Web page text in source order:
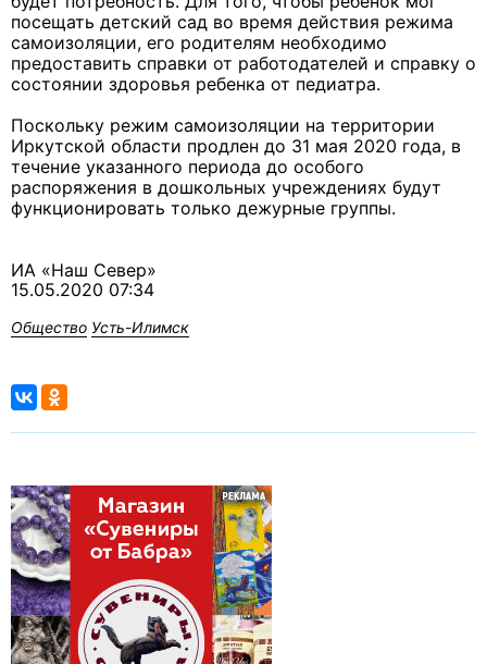
посещать детский сад во время действия режима
самоизоляции, его родителям необходимо
предоставить справки от работодателей и справку о
состоянии здоровья ребенка от педиатра.
Поскольку режим самоизоляции на территории
Иркутской области продлен до 31 мая 2020 года, в
течение указанного периода до особого
распоряжения в дошкольных учреждениях будут
функционировать только дежурные группы.
ИА «Наш Север»
15.05.2020 07:34
Общество Усть-Илимск